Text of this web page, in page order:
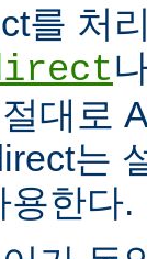
를 처
대로
는
용한다.